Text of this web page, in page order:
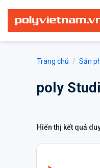
nội
dung
Trang chủ / Sản
poly
Hiển thị kết quả